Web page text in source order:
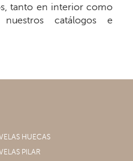
tanto en interior como
catálogos e
VELAS HUECAS
VELAS PILAR